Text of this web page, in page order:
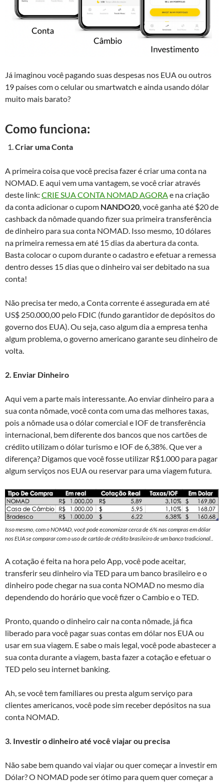
Já imaginou você pagando suas despesas nos EUA ou outros
19 países com o celular ou smartwatch e ainda usando dólar
muito mais barato?
Como funciona:
Criar uma Conta
A primeira coisa que você precisa fazer é criar uma conta na
NOMAD. E aqui vem uma vantagem, se você criar através
deste link: CRIE SUA CONTA NOMAD AGORAe na criação
da conta adicionar o cupom NANDO20, você ganha até $20 de
cashback da nômade quando fizer sua primeira transferência
de dinheiro para sua conta NOMAD. Isso mesmo, 10 dólares
na primeira remessa em até 15 dias da abertura da conta.
Basta colocar o cupom durante o cadastro e efetuar a remessa
dentro desses 15 dias que o dinheiro vai ser debitado na sua
conta!
Não precisa ter medo, a Conta corrente é assegurada em até
US$ 250.000,00 pelo FDIC (fundo garantidor de depósitos do
governo dos EUA). Ou seja, caso algum dia a empresa tenha
algum problema, o governo americano garante seu dinheiro de
volta.
2. Enviar Dinheiro
Aqui vem a parte mais interessante. Ao enviar dinheiro para a
sua conta nômade, você conta com uma das melhores taxas,
pois a nômade usa o dólar comercial e IOF de transferência
internacional, bem diferente dos bancos que nos cartões de
crédito utilizam o dólar turismo e IOF de 6,38%. Que ver a
diferença? Digamos que você fosse utilizar R$1.000 para pagar
algum serviços nos EUA ou reservar para uma viagem futura.
Isso mesmo, com o NOMAD, você pode economizar cerca de 6% nas compras em dólar
nos EUA se comparar com o uso de cartão de crédito brasileiro de um banco tradicional..
A cotação é feita na hora pelo App, você pode aceitar,
transferir seu dinheiro via TED para um banco brasileiro e o
dinheiro pode chegar na sua conta NOMAD no mesmo dia
dependendo do horário que você fizer o Cambio e o TED.
Pronto, quando o dinheiro cair na conta nômade, já fica
liberado para você pagar suas contas em dólar nos EUA ou
usar em sua viagem. E sabe o mais legal, você pode abastecer a
sua conta durante a viagem, basta fazer a cotação e efetuar o
TED pelo seu internet banking.
Ah, se você tem familiares ou presta algum serviço para
clientes americanos, você pode sim receber depósitos na sua
conta NOMAD.
3. Investir o dinheiro até você viajar ou precisa
Não sabe bem quando vai viajar ou quer começar a investir em
Dólar? O NOMAD pode ser ótimo para quem quer começar a